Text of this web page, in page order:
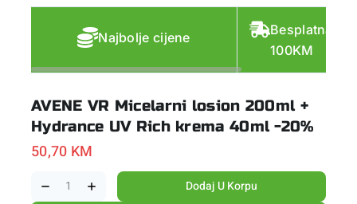
Najbolje cijene
Besplatna
100KM
AVENE VR Micelarni losion 200ml +
Hydrance UV Rich krema 40ml -20%
50,70 KM
Dodaj U Korpu